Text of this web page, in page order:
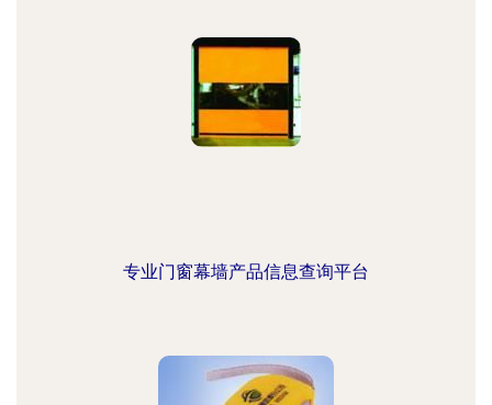
专业门窗幕墙产品信息查询平台